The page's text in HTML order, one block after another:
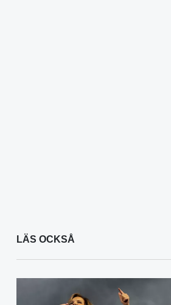
LÄS OCKSÅ